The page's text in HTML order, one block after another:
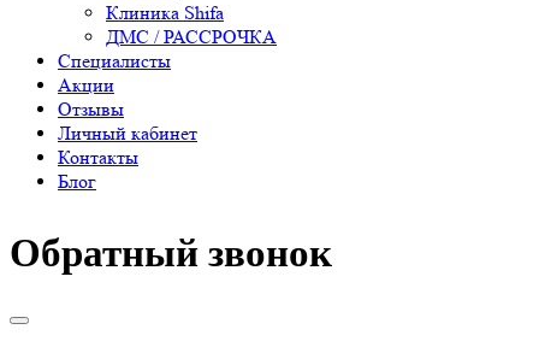
Клиника Shifa
ДМС / РАССРОЧКА
Специалисты
Акции
Отзывы
Личный кабинет
Контакты
Блог
Обратный звонок